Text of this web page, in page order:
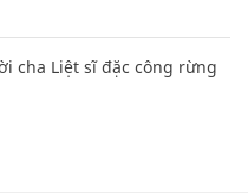
cha Liệt sĩ đặc công rừng